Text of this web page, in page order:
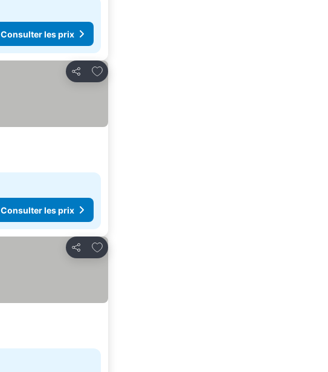
Consulter les prix
Partager
Ajouter à mes favoris
Consulter les prix
Partager
Ajouter à mes favoris